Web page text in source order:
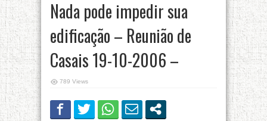
Nada pode impedir sua
edificação – Reunião de
Casais 19-10-2006 –
789 Views